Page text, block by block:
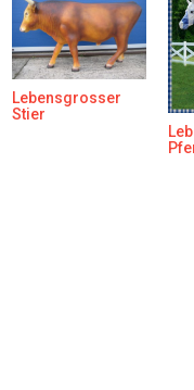
Lebensgrosser
Stier